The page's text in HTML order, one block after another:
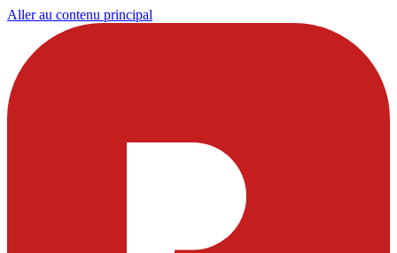
Aller au contenu principal